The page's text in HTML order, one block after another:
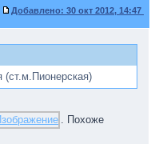
Добавлено: 30 окт 2012, 14:47
(ст.м.Пионерская)
. Похоже